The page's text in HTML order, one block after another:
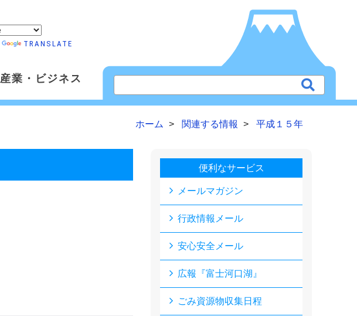
TRANSLATE
産業・ビジネス
ホーム 関連する情報 平成１５年
便利なサービス
メールマガジン
行政情報メール
安心安全メール
広報『富士河口湖』
ごみ資源物収集日程